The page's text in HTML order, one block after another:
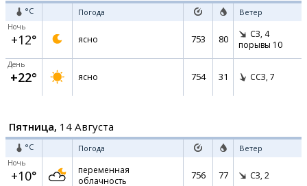
°C Погода Ветер
Ночь
+12° ясно 753 80 СЗ, 4
порывы 10
День
+22° ясно 754 31 ССЗ, 7
Пятница, 14 Августа
°C Погода Ветер
Ночь
+10°
переменная
облачность
756 77 СЗ, 2